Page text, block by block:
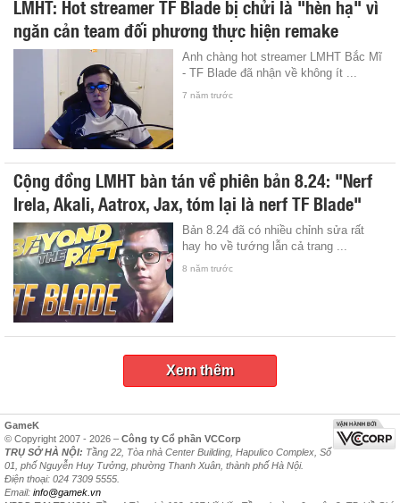
LMHT: Hot streamer TF Blade bị chửi là "hèn hạ" vì
ngăn cản team đối phương thực hiện remake
Anh chàng hot streamer LMHT Bắc Mĩ
- TF Blade đã nhận về không ít ...
7 năm trước
Cộng đồng LMHT bàn tán về phiên bản 8.24: "Nerf
Irela, Akali, Aatrox, Jax, tóm lại là nerf TF Blade"
Bản 8.24 đã có nhiều chỉnh sửa rất
hay ho về tướng lẫn cả trang ...
8 năm trước
Xem thêm
GameK
© Copyright 2007 - 2026 – Công ty Cổ phần VCCorp
TRỤ SỞ HÀ NỘI: Tầng 22, Tòa nhà Center Building, Hapulico Complex, Số
01, phố Nguyễn Huy Tưởng, phường Thanh Xuân, thành phố Hà Nội.
Điện thoại: 024 7309 5555.
Email: info@gamek.vn